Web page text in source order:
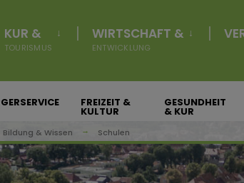
KUR &
TOURISMUS
WIRTSCHAFT &
ENTWICKLUNG
FREIZEIT &
KULTUR
GESUNDHEIT
& KUR
Bildung & Wissen Schulen